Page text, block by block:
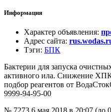
Информация
Характер объявления:
Адрес сайта:
Тэги: БПК
Бактерии для запуска
активного ила. Снижение
подбор реагентов от
9999-94-95-00